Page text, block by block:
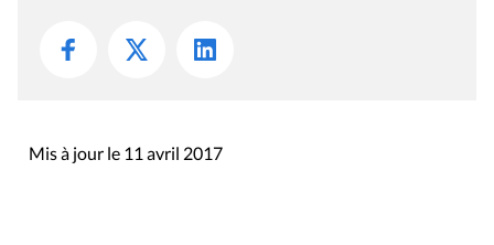
Mis à jour le 11 avril 2017